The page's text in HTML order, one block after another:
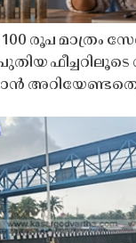
രൂപ മാത്രം